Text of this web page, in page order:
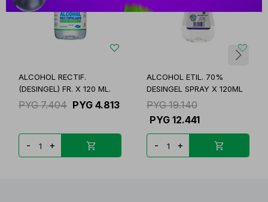
ALCOHOL RECTIF.
(DESINGEL) FR. X 120 ML.
PYG 7.404 PYG 4.813
- +
ALCOHOL ETIL. 70%
DESINGEL SPRAY X 120ML
PYG 19.140
PYG 12.441
- +